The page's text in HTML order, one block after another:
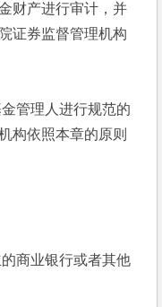
财产进行审计，并
证券监督管理机构
管理人进行规范的
构依照本章的原则
商业银行或者其他